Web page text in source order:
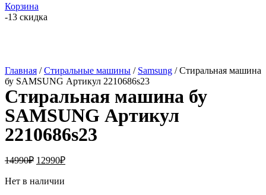
Корзина
-13 скидка
Главная /Стиральные машины / Samsung / Стиральная машина
бу SAMSUNG Артикул 2210686s23
Стиральная машина бу
SAMSUNG Артикул
2210686s23
14990₽ 12990₽
Нет в наличии